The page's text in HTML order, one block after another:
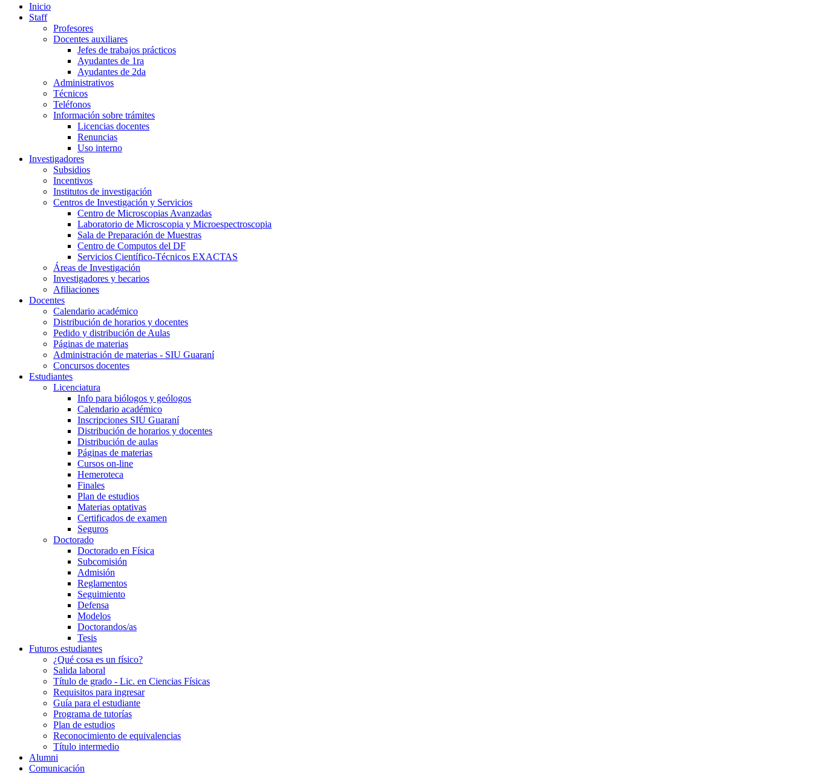
Inicio
Staff
Profesores
Docentes auxiliares
Jefes de trabajos prácticos
Ayudantes de 1ra
Ayudantes de 2da
Administrativos
Técnicos
Teléfonos
Información sobre trámites
Licencias docentes
Renuncias
Uso interno
Investigadores
Subsidios
Incentivos
Institutos de investigación
Centros de Investigación y Servicios
Centro de Microscopias Avanzadas
Laboratorio de Microscopia y Microespectroscopia
Sala de Preparación de Muestras
Centro de Computos del DF
Servicios Científico-Técnicos EXACTAS
Áreas de Investigación
Investigadores y becarios
Afiliaciones
Docentes
Calendario académico
Distribución de horarios y docentes
Pedido y distribución de Aulas
Páginas de materias
Administración de materias - SIU Guaraní
Concursos docentes
Estudiantes
Licenciatura
Info para biólogos y geólogos
Calendario académico
Inscripciones SIU Guaraní
Distribución de horarios y docentes
Distribución de aulas
Páginas de materias
Cursos on-line
Hemeroteca
Finales
Plan de estudios
Materias optativas
Certificados de examen
Seguros
Doctorado
Doctorado en Física
Subcomisión
Admisión
Reglamentos
Seguimiento
Defensa
Modelos
Doctorandos/as
Tesis
Futuros estudiantes
¿Qué cosa es un físico?
Salida laboral
Título de grado - Lic. en Ciencias Físicas
Requisitos para ingresar
Guía para el estudiante
Programa de tutorías
Plan de estudios
Reconocimiento de equivalencias
Título intermedio
Alumni
Comunicación